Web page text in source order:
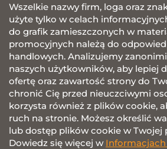
Wszelkie nazwy firm, loga oraz
użyte tylko w celach
do grafik zamieszczonych w
promocyjnych należą do
handlowych. Analizujemy
naszych użytkowników, aby lepiej
ofertę oraz zawartość strony do
chronić Cię przed nieuczciwymi
korzysta również z plików cookie,
ruch na stronie. Możesz określić
lub dostęp plików cookie w Twojej
Dowiedz się więcej w Informacjach